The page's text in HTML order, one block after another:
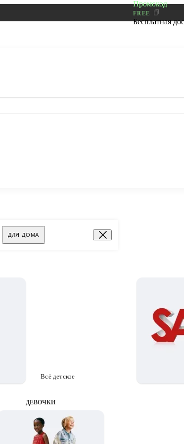
Промокод
FREE
Бесплатная
ДЛЯ ДОМА
Всё детское
ДЕВОЧКИ